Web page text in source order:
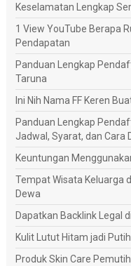
Keselamatan Lengkap
1 View YouTube Berapa
Pendapatan
Panduan Lengkap
Taruna
Ini Nih Nama FF Keren
Panduan Lengkap
Jadwal, Syarat, dan Cara
Keuntungan
Tempat Wisata Keluarga
Dewa
Dapatkan Backlink Legal
Kulit Lutut Hitam jadi
Produk Skin Care